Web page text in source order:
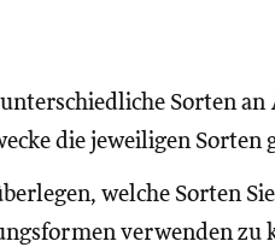
unterschiedliche Sorten
die jeweiligen Sorten
welche Sorten
verwenden zu